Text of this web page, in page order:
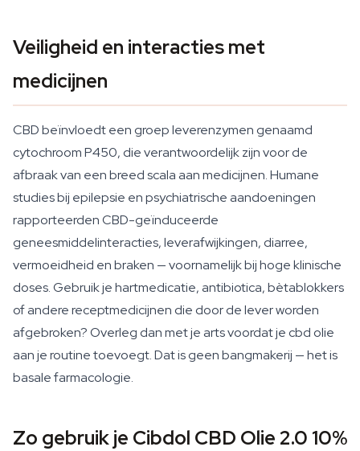
Veiligheid en interacties met
medicijnen
CBD beïnvloedt een groep leverenzymen genaamd
cytochroom P450, die verantwoordelijk zijn voor de
afbraak van een breed scala aan medicijnen. Humane
studies bij epilepsie en psychiatrische aandoeningen
rapporteerden CBD-geïnduceerde
geneesmiddelinteracties, leverafwijkingen, diarree,
vermoeidheid en braken — voornamelijk bij hoge klinische
doses. Gebruik je hartmedicatie, antibiotica, bètablokkers
of andere receptmedicijnen die door de lever worden
afgebroken? Overleg dan met je arts voordat je cbd olie
aan je routine toevoegt. Dat is geen bangmakerij — het is
basale farmacologie.
Zo gebruik je Cibdol CBD Olie 2.0 10%